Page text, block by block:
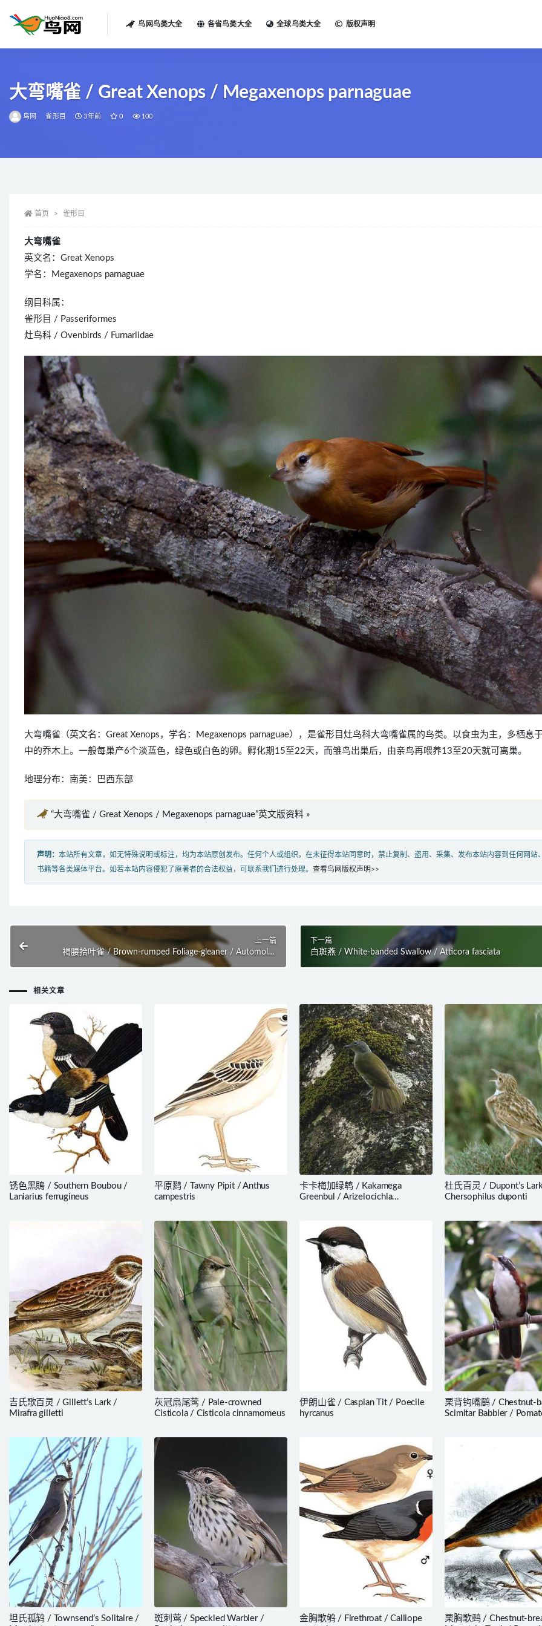
鸟网鸟类大全 各省鸟类大全 全球鸟类大全 版权声明
大弯嘴雀 / Great Xenops / Megaxenops parnaguae
鸟网 雀形目 3年前 0 100
首页 雀形目
大弯嘴雀
英文名：Great Xenops
学名：Megaxenops parnaguae
纲目科属：
雀形目 / Passeriformes
灶鸟科 / Ovenbirds / Furnariidae
大弯嘴雀（英文名：Great Xenops，学名：Megaxenops parnaguae），是雀形目灶鸟科大弯嘴雀属的鸟类。以食虫为主，多栖息
中的乔木上。一般每巢产6个淡蓝色，绿色或白色的卵。孵化期15至22天，而雏鸟出巢后，由亲鸟再喂养13至20天就可离巢。
地理分布：南美：巴西东部
“大弯嘴雀 / Great Xenops / Megaxenops parnaguae”英文版资料 »
声明： 本站所有文章，如无特殊说明或标注，均为本站原创发布。任何个人或组织，在未征得本站同意时，禁止复制、盗用、采集、发布本站内容到任何网站
书籍等各类媒体平台。如若本站内容侵犯了原著者的合法权益，可联系我们进行处理。 查看鸟网版权声明>>
上一篇
褐腰拾叶雀 / Brown-rumped Foliage-gleaner / Automolus
melanopezus
下一篇
白斑燕 / White-banded Swallow / Atticora fasciata
相关文章
锈色黑鵙 / Southern Boubou /
Laniarius ferrugineus
平原鹨 / Tawny Pipit / Anthus
campestris
卡卡梅加绿鹎 / Kakamega
Greenbul / Arizelocichla
杜氏百灵 / Dupont’s
Chersophilus duponti
吉氏歌百灵 / Gillett’s Lark /
Mirafra gilletti
灰冠扇尾莺 / Pale-crowned
Cisticola / Cisticola cinnamomeus
伊朗山雀 / Caspian Tit / Poecile
hyrcanus
栗背钩嘴鹛 / Chestnut-
Scimitar Babbler /
坦氏孤鸫 / Townsend’s Solitaire /
斑刺莺 / Speckled Warbler /
金胸歌鸲 / Firethroat / Calliope
栗胸歌鹀 / Chestnut-